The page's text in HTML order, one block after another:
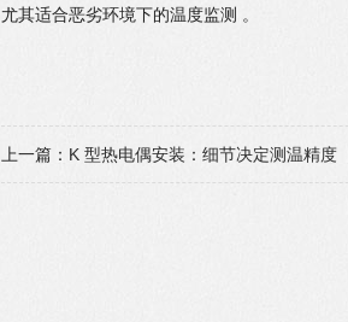
尤其适合恶劣环境下的温度监测 。
上一篇： K 型热电偶安装：细节决定测温精度